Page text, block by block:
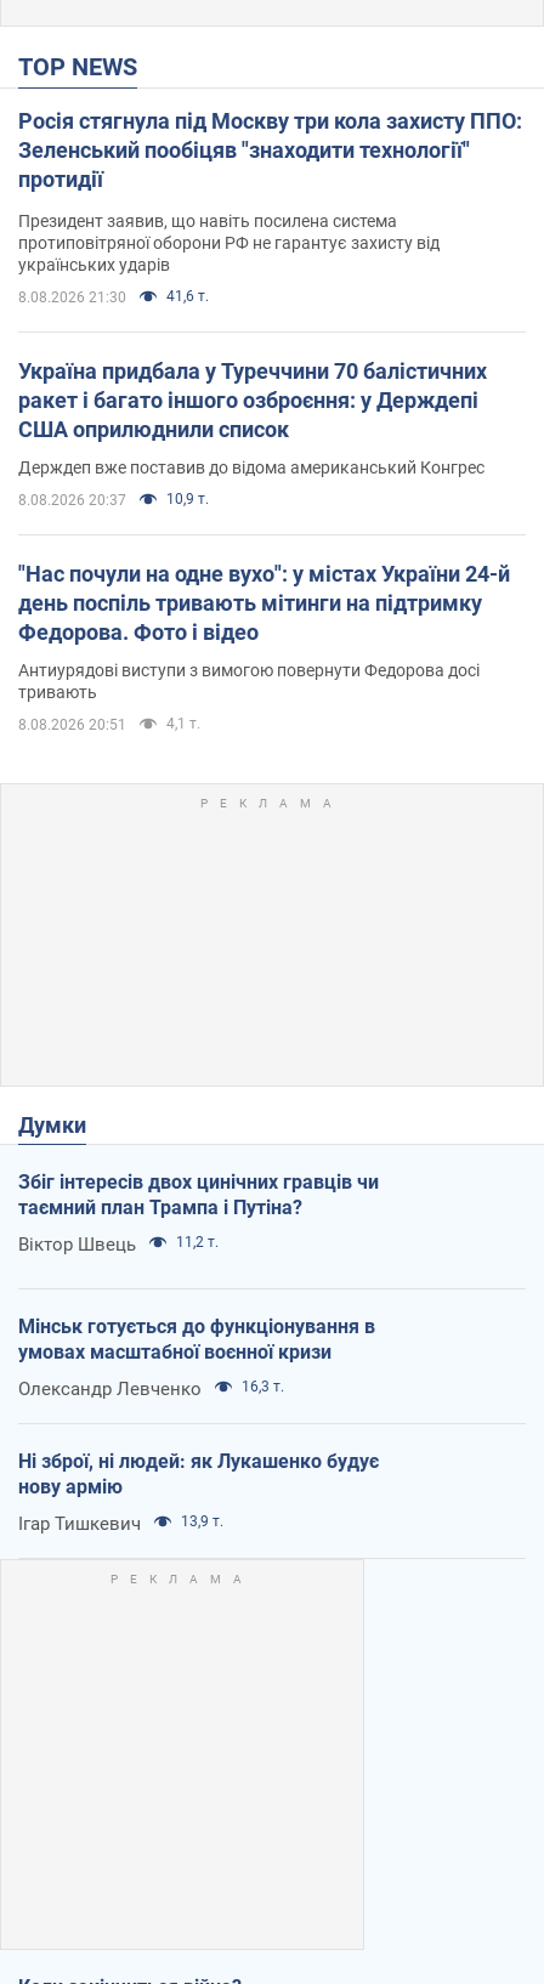
TOP NEWS
Росія стягнула під Москву три кола захисту ППО:
Зеленський пообіцяв "знаходити технології"
протидії
Президент заявив, що навіть посилена система
протиповітряної оборони РФ не гарантує захисту від
українських ударів
8.08.2026 21:30 41,6 т.
Україна придбала у Туреччини 70 балістичних
ракет і багато іншого озброєння: у Держдепі
США оприлюднили список
Держдеп вже поставив до відома американський Конгрес
8.08.2026 20:37 10,9 т.
"Нас почули на одне вухо": у містах України 24-й
день поспіль тривають мітинги на підтримку
Федорова. Фото і відео
Антиурядові виступи з вимогою повернути Федорова досі
тривають
8.08.2026 20:51 4,1 т.
Думки
Збіг інтересів двох цинічних гравців чи
таємний план Трампа і Путіна?
Віктор Швець 11,2 т.
Мінськ готується до функціонування в
умовах масштабної воєнної кризи
Олександр Левченко 16,3 т.
Ні зброї, ні людей: як Лукашенко будує
нову армію
Ігар Тишкевич 13,9 т.